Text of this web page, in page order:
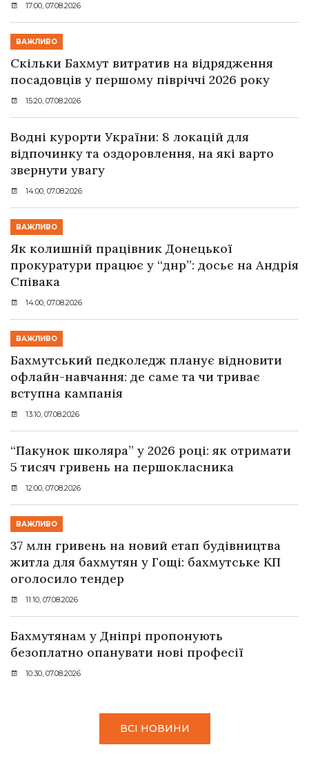
17:00, 07.08.2026
ВАЖЛИВО
Скільки Бахмут витратив на відрядження
посадовців у першому півріччі 2026 року
15:20, 07.08.2026
Водні курорти України: 8 локацій для
відпочинку та оздоровлення, на які варто
звернути увагу
14:00, 07.08.2026
ВАЖЛИВО
Як колишній працівник Донецької
прокуратури працює у “днр”: досьє на Андрія
Співака
14:00, 07.08.2026
ВАЖЛИВО
Бахмутський педколедж планує відновити
офлайн-навчання: де саме та чи триває
вступна кампанія
13:10, 07.08.2026
“Пакунок школяра” у 2026 році: як отримати
5 тисяч гривень на першокласника
12:00, 07.08.2026
ВАЖЛИВО
37 млн гривень на новий етап будівництва
житла для бахмутян у Гощі: бахмутське КП
оголосило тендер
11:10, 07.08.2026
Бахмутянам у Дніпрі пропонують
безоплатно опанувати нові професії
10:30, 07.08.2026
ВСІ НОВИНИ